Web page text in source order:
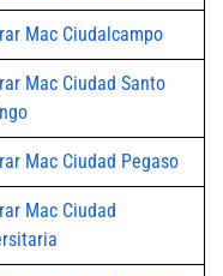
Mac Ciudalcampo
Mac Ciudad Santo
Mac Ciudad Pegaso
Mac Ciudad